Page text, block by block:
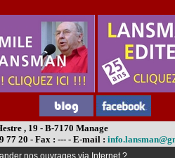
, 19 - B-7170 Manage
77 20 - Fax : --- - E-mail :
nos ouvrages via Internet ?